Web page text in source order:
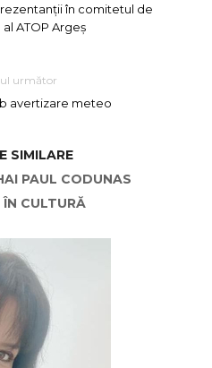
în comitetul de
ATOP Argeș
următor
avertizare meteo
SIMILARE
PAUL CODUNAS
CULTURĂ